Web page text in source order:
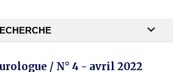
/ N° 4 - avril 2022